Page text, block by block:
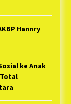
Hannry
ke Anak